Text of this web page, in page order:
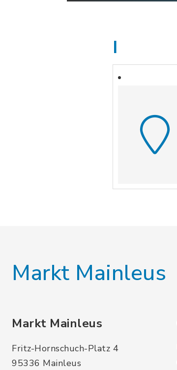
I
Markt Mainleus
Markt Mainleus
Fritz-Hornschuch-Platz 4
95336 Mainleus